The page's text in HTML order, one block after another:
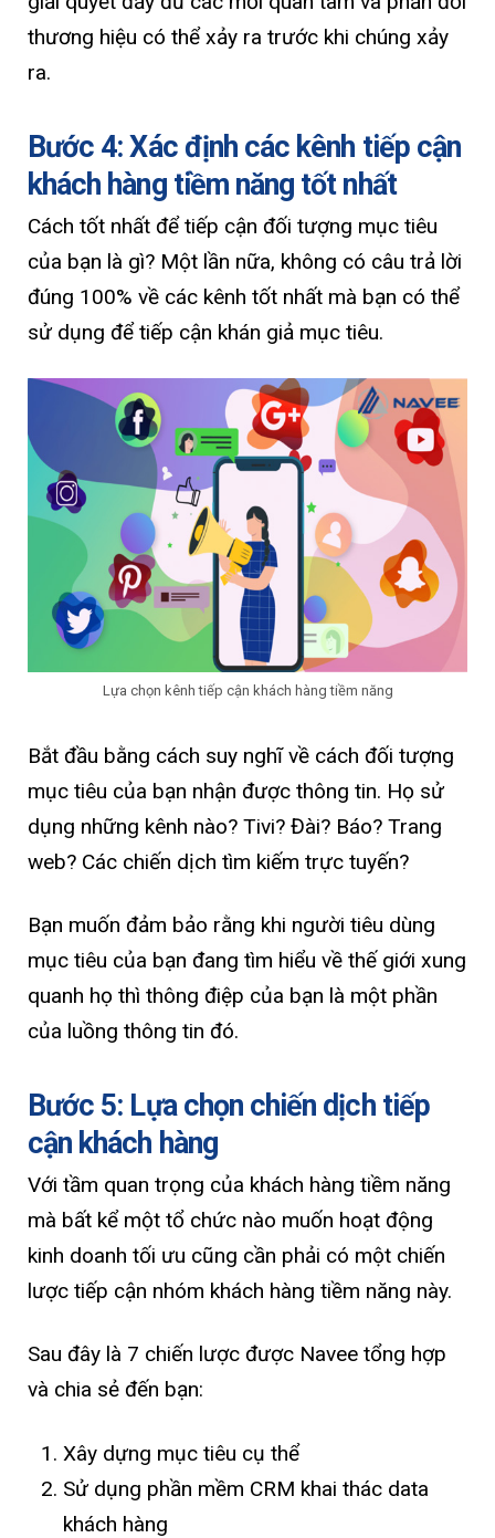
thương hiệu có thể xảy ra trước khi chúng xảy
ra.
Bước 4: Xác định các kênh tiếp cận
khách hàng tiềm năng tốt nhất
Cách tốt nhất để tiếp cận đối tượng mục tiêu
của bạn là gì? Một lần nữa, không có câu trả lời
đúng 100% về các kênh tốt nhất mà bạn có thể
sử dụng để tiếp cận khán giả mục tiêu.
Lựa chọn kênh tiếp cận khách hàng tiềm năng
Bắt đầu bằng cách suy nghĩ về cách đối tượng
mục tiêu của bạn nhận được thông tin. Họ sử
dụng những kênh nào? Tivi? Đài? Báo? Trang
web? Các chiến dịch tìm kiếm trực tuyến?
Bạn muốn đảm bảo rằng khi người tiêu dùng
mục tiêu của bạn đang tìm hiểu về thế giới xung
quanh họ thì thông điệp của bạn là một phần
của luồng thông tin đó.
Bước 5: Lựa chọn chiến dịch tiếp
cận khách hàng
Với tầm quan trọng của khách hàng tiềm năng
mà bất kể một tổ chức nào muốn hoạt động
kinh doanh tối ưu cũng cần phải có một chiến
lược tiếp cận nhóm khách hàng tiềm năng này.
Sau đây là 7 chiến lược được Navee tổng hợp
và chia sẻ đến bạn:
Xây dựng mục tiêu cụ thể
Sử dụng phần mềm CRM khai thác data
khách hàng